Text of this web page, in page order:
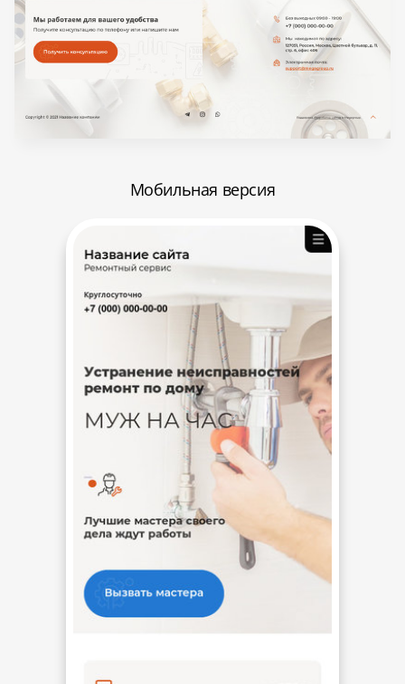
Мобильная версия